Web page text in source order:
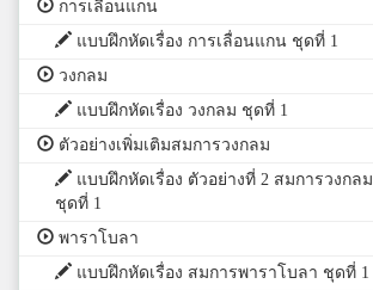
การเลื่อนแกน
แบบฝึกหัดเรื่อง การเลื่อนแกน ชุดที่ 1
วงกลม
แบบฝึกหัดเรื่อง วงกลม ชุดที่ 1
ตัวอย่างเพิ่มเติมสมการวงกลม
แบบฝึกหัดเรื่อง ตัวอย่างที่ 2 สมการวงกลม
ชุดที่ 1
พาราโบลา
แบบฝึกหัดเรื่อง สมการพาราโบลา ชุดที่ 1